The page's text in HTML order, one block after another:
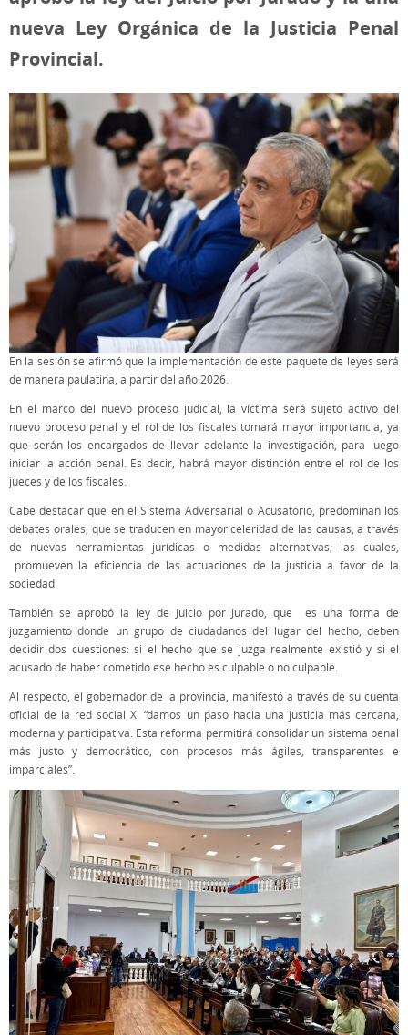
nueva Ley Orgánica de la Justicia Penal
Provincial.
En la sesión se afirmó que la implementación de este paquete de leyes será
de manera paulatina, a partir del año 2026.
En el marco del nuevo proceso judicial, la víctima será sujeto activo del
nuevo proceso penal y el rol de los fiscales tomará mayor importancia, ya
que serán los encargados de llevar adelante la investigación, para luego
iniciar la acción penal. Es decir, habrá mayor distinción entre el rol de los
jueces y de los fiscales.
Cabe destacar que en el Sistema Adversarial o Acusatorio, predominan los
debates orales, que se traducen en mayor celeridad de las causas, a través
de nuevas herramientas jurídicas o medidas alternativas; las cuales,
promueven la eficiencia de las actuaciones de la justicia a favor de la
sociedad.
También se aprobó la ley de Juicio por Jurado, que es una forma de
juzgamiento donde un grupo de ciudadanos del lugar del hecho, deben
decidir dos cuestiones: si el hecho que se juzga realmente existió y si el
acusado de haber cometido ese hecho es culpable o no culpable.
Al respecto, el gobernador de la provincia, manifestó a través de su cuenta
oficial de la red social X: “damos un paso hacia una justicia más cercana,
moderna y participativa. Esta reforma permitirá consolidar un sistema penal
más justo y democrático, con procesos más ágiles, transparentes e
imparciales”.